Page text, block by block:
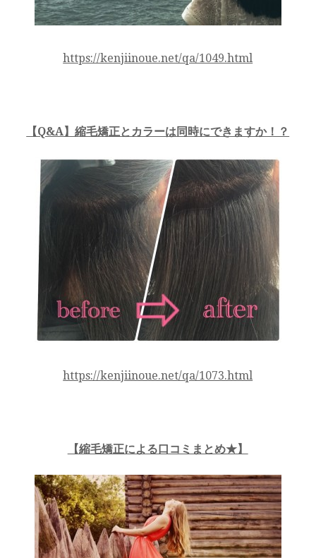
https://kenjiinoue.net/qa/1049.html
【Q&A】縮毛矯正とカラーは同時にできますか！？
https://kenjiinoue.net/qa/1073.html
【縮毛矯正による口コミまとめ★】